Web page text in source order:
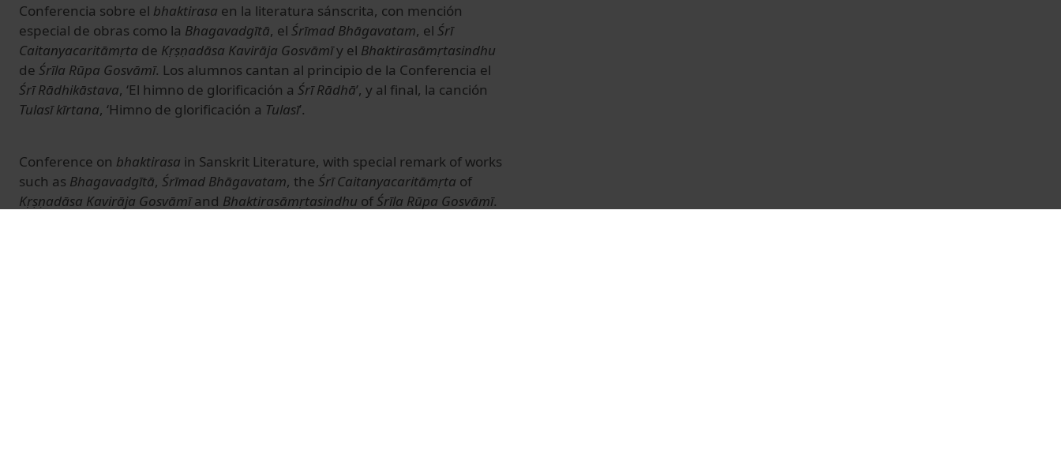
Conferencia sobre el bhaktirasa en la literatura sánscrita, con mención
especial de obras como la Bhagavadgītā, el Śrīmad Bhāgavatam, el Śrī
Caitanyacaritāmṛta de Kṛṣṇadāsa Kavirāja Gosvāmīy el Bhaktirasāmṛtasindhu
de Śrīla Rūpa Gosvāmī. Los alumnos cantan al principio de la Conferencia el
Śrī Rādhikāstava, ‘El himno de glorificación a Śrī Rādhā’, y al final, la canción
Tulasī kīrtana, ‘Himno de glorificación a Tulasī’.
Conference on bhaktirasa in Sanskrit Literature, with special remark of works
such as Bhagavadgītā, Śrīmad Bhāgavatam, the Śrī Caitanyacaritāmṛta of
Kṛṣṇadāsa Kavirāja Gosvāmīand Bhaktirasāmṛtasindhu ofŚrīla Rūpa Gosvāmī.